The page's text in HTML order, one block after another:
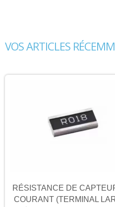
VOS ARTICLES
RÉSISTANCE DE
COURANT (TERMINAL